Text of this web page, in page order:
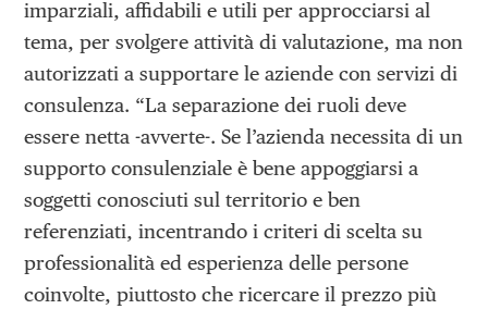
imparziali, affidabili e utili per approcciarsi al
tema, per svolgere attività di valutazione, ma non
autorizzati a supportare le aziende con servizi di
consulenza. “La separazione dei ruoli deve
essere netta -avverte-. Se l’azienda necessita di un
supporto consulenziale è bene appoggiarsi a
soggetti conosciuti sul territorio e ben
referenziati, incentrando i criteri di scelta su
professionalità ed esperienza delle persone
coinvolte, piuttosto che ricercare il prezzo più